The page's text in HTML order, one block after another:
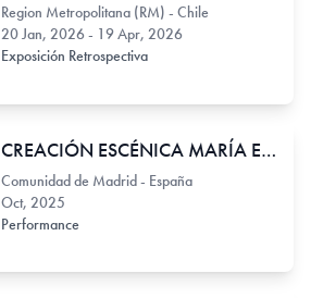
Region Metropolitana (RM) - Chile
20 Jan, 2026 - 19 Apr, 2026
Exposición Retrospectiva
CREACIÓN ESCÉNICA MARÍA EMILIA GUILLOU (de Colectivo Recados)
Comunidad de Madrid - España
Oct, 2025
Performance